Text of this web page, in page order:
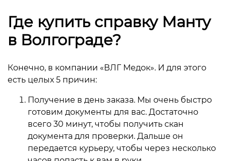
Где купить справку Манту
в Волгограде?
Конечно, в компании «ВЛГ Медок». И для этого
есть целых 5 причин:
Получение в день заказа. Мы очень быстро
готовим документы для вас. Достаточно
всего 30 минут, чтобы получить скан
документа для проверки. Дальше он
передается курьеру, чтобы через несколько